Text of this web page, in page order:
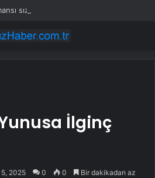
sızdırıldı: PS5’i ikiye katlayabilir
İlginç
5, 2025 0 0 Bir dakikadan az